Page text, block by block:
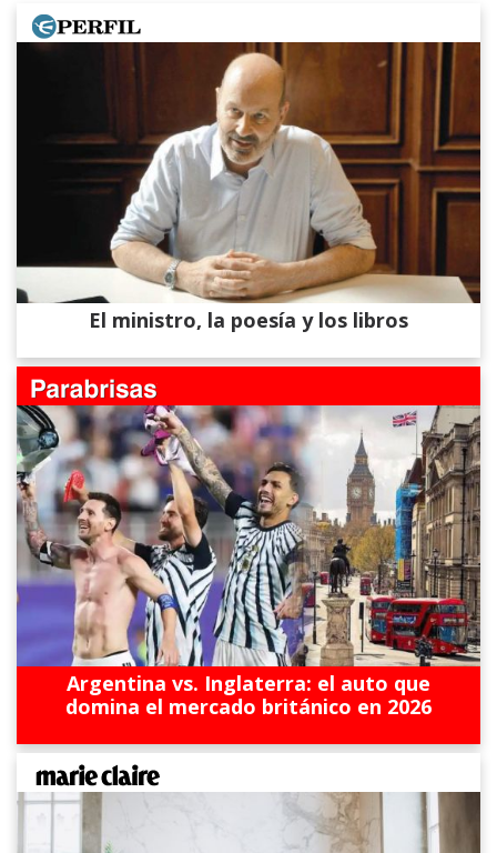
El ministro, la poesía y los libros
Argentina vs. Inglaterra: el auto que
domina el mercado británico en 2026